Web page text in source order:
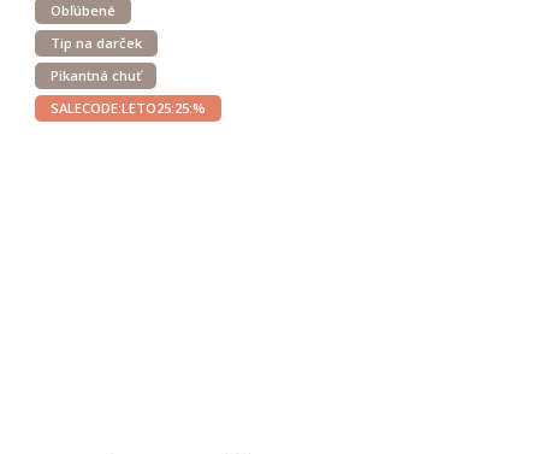
Obľúbené
Tip na darček
Pikantná chuť
SALECODE:LETO25:25:%